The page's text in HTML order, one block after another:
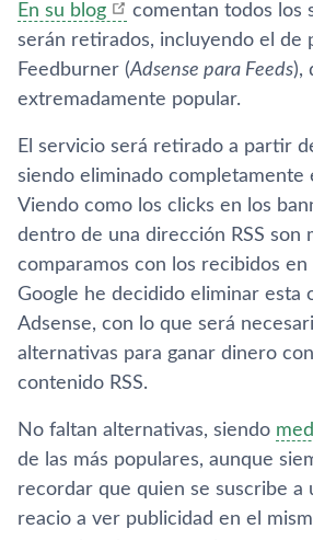
En su blog
comentan todos los
serán retirados, incluyendo el de
Feedburner (Adsense para Feeds),
extremadamente popular.
El servicio será retirado a partir
siendo eliminado completamente
Viendo como los clicks en los
dentro de una dirección RSS son
comparamos con los recibidos en
Google he decidido eliminar esta
Adsense, con lo que será
alternativas para ganar dinero
contenido RSS.
No faltan alternativas, siendo
de las más populares, aunque
recordar que quien se suscribe a
reacio a ver publicidad en el